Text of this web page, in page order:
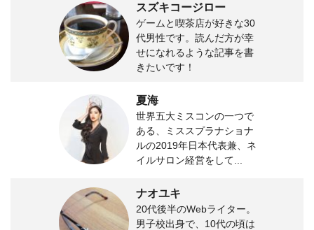
スズキコージロー
ゲームと喫茶店が好きな30
代男性です。読んだ方が幸
せになれるような記事を書
きたいです！
夏海
世界五大ミスコンの一つで
ある、ミススプラナショナ
ルの2019年日本代表兼、ネ
イルサロン経営をして...
ナオユキ
20代後半のWebライター。
男子校出身で、10代の頃は